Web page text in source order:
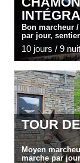
Bon marcheur
par jour,
10 jours / 9
TOUR
Moyen
marche par